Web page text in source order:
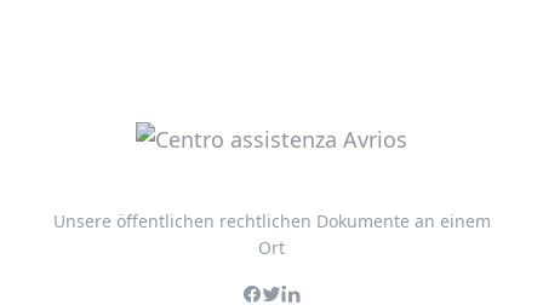
Unsere öffentlichen rechtlichen Dokumente an einem
Ort